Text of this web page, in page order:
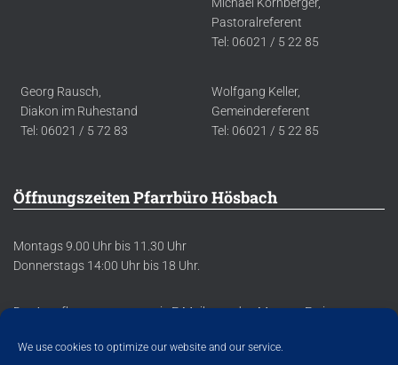
We use cookies to optimize our website and our service.
Pastoralreferent
Tel: 06021 / 5 22 85
Georg Rausch,
Diakon im Ruhestand
Tel: 06021 / 5 72 83
Wolfgang Keller,
Gemeindereferent
Tel: 06021 / 5 22 85
Öffnungszeiten Pfarrbüro Hösbach
Montags 9.00 Uhr bis 11.30 Uhr
Donnerstags 14:00 Uhr bis 18 Uhr.
Der Anrufbeantworter sowie E-Mails werden Montag-Freitag